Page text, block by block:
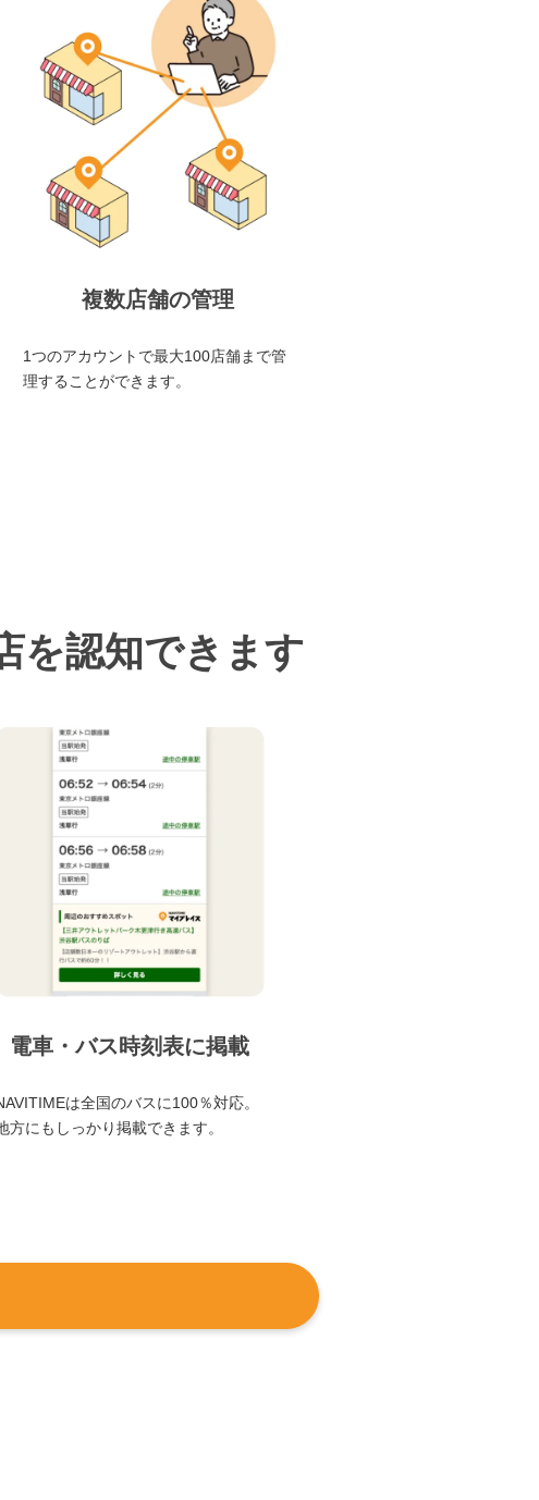
複数店舗の管理
1つのアカウントで最大100店舗まで管
理することができます。
を認知できます
電車・バス時刻表に掲載
は全国のバスに100％対応。
方にもしっかり掲載できます。